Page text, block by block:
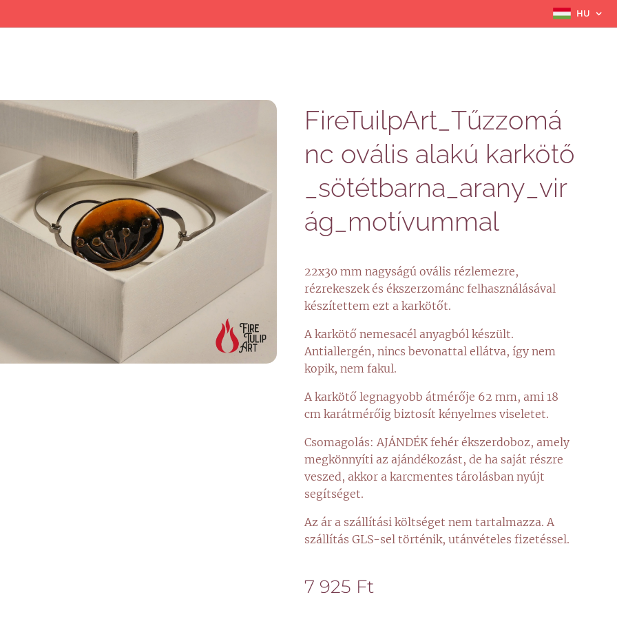
HU
FireTuilpArt_Tűzzomá
nc ovális alakú karkötő
_sötétbarna_arany_vir
ág_motívummal
22x30 mm nagyságú ovális rézlemezre,
rézrekeszek és ékszerzománc felhasználásával
készítettem ezt a karkötőt.
A karkötő nemesacél anyagból készült.
Antiallergén, nincs bevonattal ellátva, így nem
kopik, nem fakul.
A karkötő legnagyobb átmérője 62 mm, ami 18
cm karátmérőig biztosít kényelmes viseletet.
Csomagolás: AJÁNDÉK fehér ékszerdoboz, amely
megkönnyíti az ajándékozást, de ha saját részre
veszed, akkor a karcmentes tárolásban nyújt
segítséget.
Az ár a szállítási költséget nem tartalmazza. A
szállítás GLS-sel történik, utánvételes fizetéssel.
7 925 Ft